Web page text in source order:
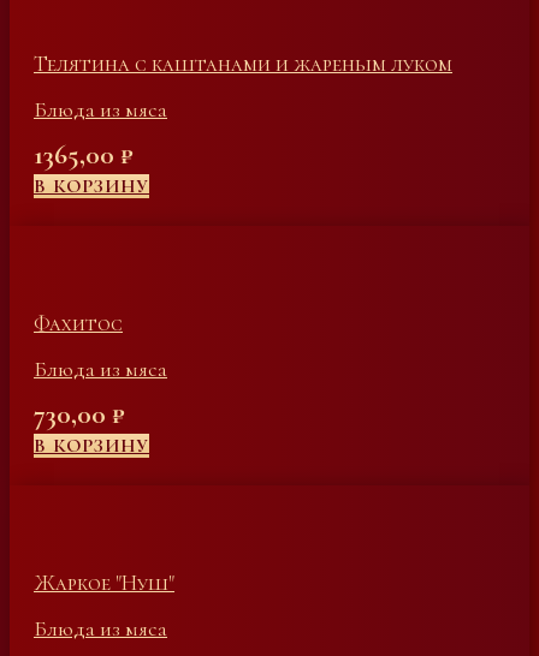
Телятина с каштанами и жареным луком
Блюда из мяса
1365,00 ₽
В КОРЗИНУ
Фахитос
Блюда из мяса
730,00 ₽
В КОРЗИНУ
Жаркое "Нуш"
Блюда из мяса